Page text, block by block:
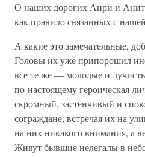
О наших дорогих Анри и
как правило связанных с
А какие это замечательные,
Головы их уже припорошил
все те же — молодые и
по-настоящему героическая
скромный, застенчивый и
сограждане, встречая их на
на них никакого внимания, а
Живут бывшие нелегалы в